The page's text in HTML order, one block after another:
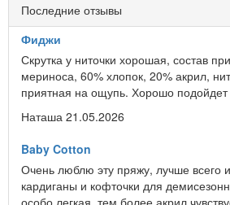
Последние отзывы
Фиджи
Скрутка у ниточки хорошая, состав
мериноса, 60% хлопок, 20% акрил,
приятная на ощупь. Хорошо
Наташа 21.05.2026
Baby Cotton
Очень люблю эту пряжу, лучше всего
кардиганы и кофточки для
особо легкая, тем более акрил